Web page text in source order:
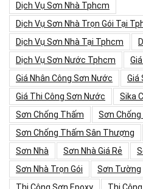
Dịch Vụ Sơn Nhà Tphcm
Dịch Vụ Sơn Nhà Trọn Gói Tại
Dịch Vụ Sơn Nhà Tại Tphcm
Dịch Vụ Sơn Nước Tphcm
Giá Nhân Công Sơn Nước
Giá
Giá Thi Công Sơn Nước
Sika
Sơn Chống Thấm
Sơn
Sơn Chống Thấm Sân Thượng
Sơn Nhà
Sơn Nhà Giá Rẻ
Sơn Nhà Trọn Gói
Sơn Tường